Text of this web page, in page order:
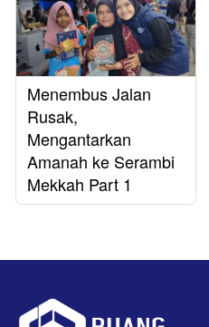
Menembus Jalan
Rusak,
Mengantarkan
Amanah ke Serambi
Mekkah Part 1